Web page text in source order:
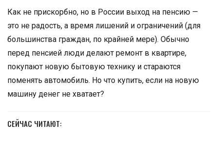
Как не прискорбно, но в России выход на пенсию —
это не радость, а время лишений и ограничений (для
большинства граждан, по крайней мере). Обычно
перед пенсией люди делают ремонт в квартире,
покупают новую бытовую технику и стараются
поменять автомобиль. Но что купить, если на новую
машину денег не хватает?
СЕЙЧАС ЧИТАЮТ: